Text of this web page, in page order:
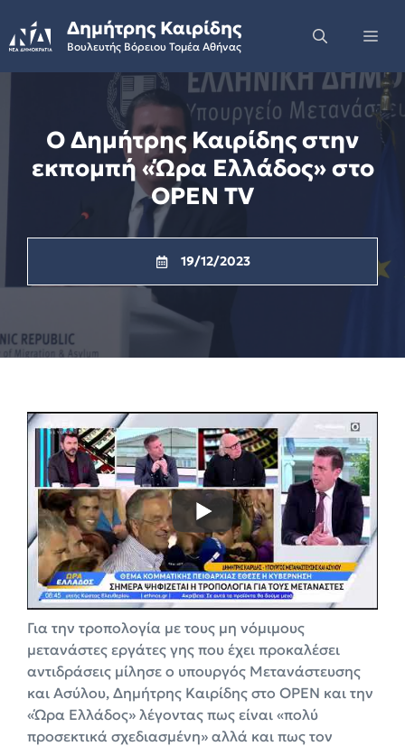
to
content
Δημήτρης Καιρίδης
Βουλευτής Βόρειου Τομέα Αθήνας
Ο Δημήτρης Καιρίδης στην
εκπομπή «Ώρα Ελλάδος» στο
OPEN TV
19/12/2023
Για την τροπολογία με τους μη νόμιμους
μετανάστες εργάτες γης που έχει προκαλέσει
αντιδράσεις μίλησε ο υπουργός Μετανάστευσης
και Ασύλου, Δημήτρης Καιρίδης στο OPEN και την
«Ώρα Ελλάδος» λέγοντας πως είναι «πολύ
προσεκτικά σχεδιασμένη» αλλά και πως τον